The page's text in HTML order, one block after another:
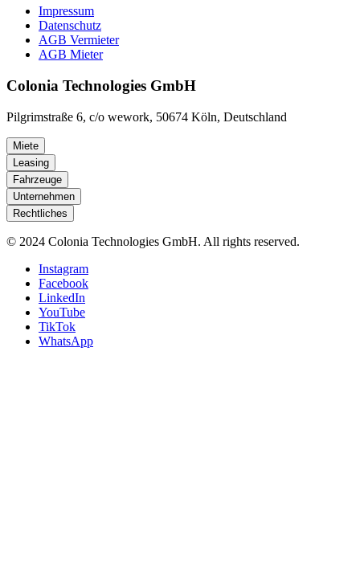
Impressum
Datenschutz
AGB Vermieter
AGB Mieter
Colonia Technologies GmbH
Pilgrimstraße 6, c/o wework, 50674 Köln, Deutschland
Miete
Leasing
Fahrzeuge
Unternehmen
Rechtliches
© 2024 Colonia Technologies GmbH. All rights reserved.
Instagram
Facebook
LinkedIn
YouTube
TikTok
WhatsApp